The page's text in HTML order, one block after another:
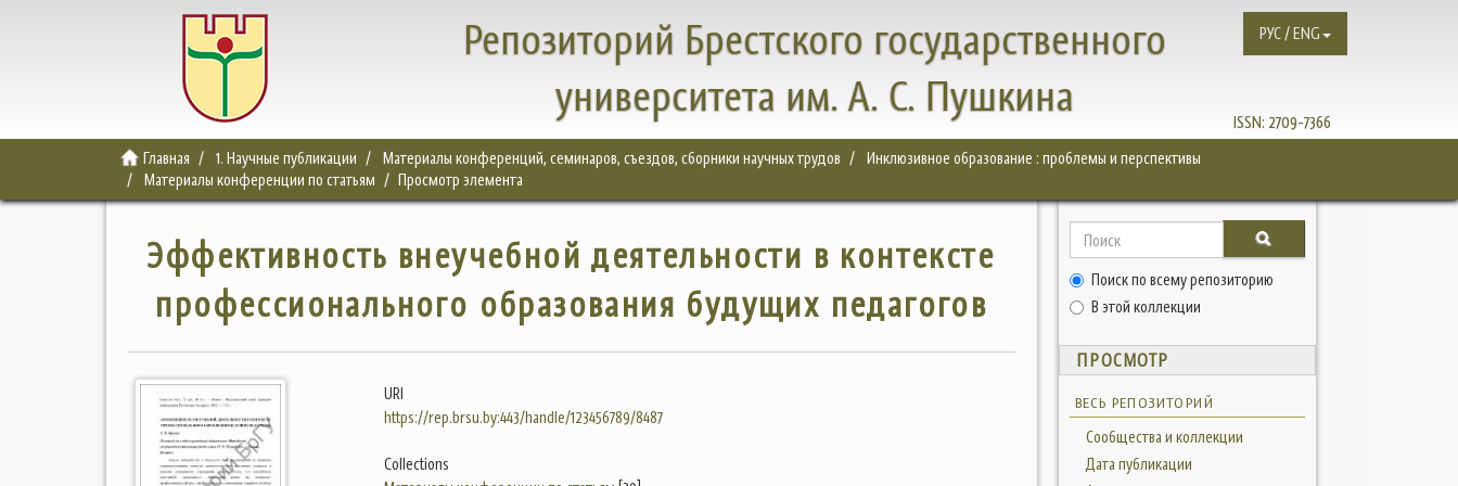
Репозиторий Брестского государственного
университета им. А. С. Пушкина
ISSN: 2709-7366
РУС / ENG
Главная 1. Научные публикации Материалы конференций, семинаров, съездов, сборники научных трудов
Инклюзивное образование : проблемы и перспективы
Материалы конференции по статьям
Просмотр элемента
Эффективность внеучебной деятельности в контексте
профессионального образования будущих педагогов
URI
https://rep.brsu.by:443/handle/123456789/8487
Collections
Поиск по всему репозиторию
В этой коллекции
ПРОСМОТР
ВЕСЬ РЕПОЗИТОРИЙ
Сообщества и коллекции
Дата публикации